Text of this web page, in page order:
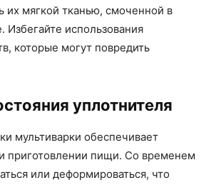
их мягкой тканью, смоченной в
Избегайте использования
которые могут повредить
уплотнителя
мультиварки обеспечивает
приготовлении пищи. Со временем
или деформироваться, что